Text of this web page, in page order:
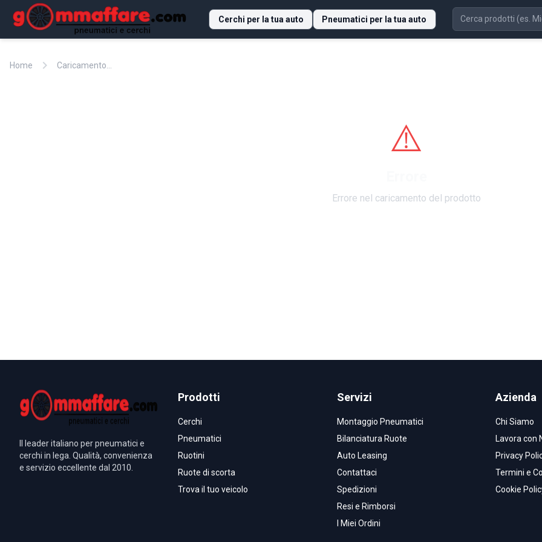
Cerchi per la tua auto Pneumatici per la tua auto
Home chevron_right Caricamento...
⚠️
Errore nel caricamento del prodotto
Il leader italiano per pneumatici e
cerchi in lega. Qualità, convenienza
e servizio eccellente dal 2010.
Prodotti
Cerchi
Pneumatici
Ruotini
Ruote di scorta
Trova il tuo veicolo
Servizi
Montaggio Pneumatici
Bilanciatura Ruote
Auto Leasing
Contattaci
Spedizioni
Resi e Rimborsi
I Miei Ordini
Azienda
Chi Siamo
Lavora con
Privacy
Termini e
Cookie